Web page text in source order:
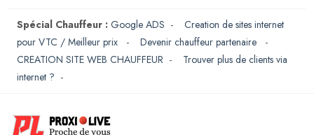
Spécial Chauffeur : Google ADS - Creation de sites internet
pour VTC / Meilleur prix
- Devenir chauffeur partenaire
-
CREATION SITE WEB CHAUFFEUR - Trouver plus de clients via
internet ? -